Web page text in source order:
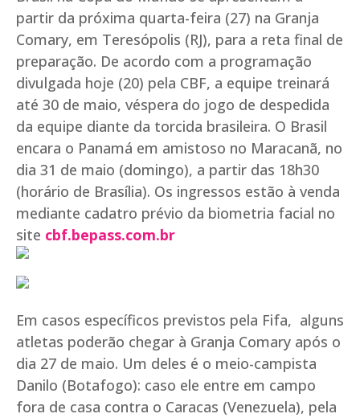
partir da próxima quarta-feira (27) na Granja
Comary, em Teresópolis (RJ), para a reta final de
preparação. De acordo com a programação
divulgada hoje (20) pela CBF, a equipe treinará
até 30 de maio, véspera do jogo de despedida
da equipe diante da torcida brasileira. O Brasil
encara o Panamá em amistoso no Maracanã, no
dia 31 de maio (domingo), a partir das 18h30
(horário de Brasília). Os ingressos estão à venda
mediante cadatro prévio da biometria facial no
site cbf.bepass.com.br
Em casos específicos previstos pela Fifa, alguns
atletas poderão chegar à Granja Comary após o
dia 27 de maio. Um deles é o meio-campista
Danilo (Botafogo): caso ele entre em campo
fora de casa contra o Caracas (Venezuela), pela